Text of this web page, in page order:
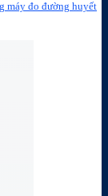
máy đo đường huyết